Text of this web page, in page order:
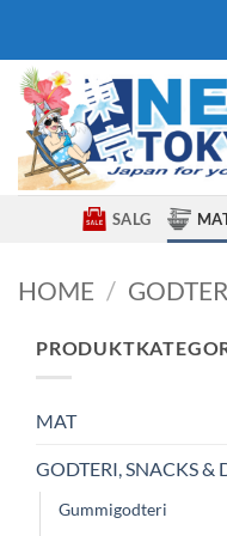
content
SALG
HOME /
MAT
GODTERI, SNACKS &
Gummigodteri